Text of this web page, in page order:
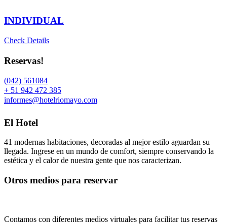
INDIVIDUAL
Check Details
Reservas!
(042) 561084
+ 51 942 472 385
informes@hotelriomayo.com
El Hotel
41 modernas habitaciones, decoradas al mejor estilo aguardan su
llegada. Ingrese en un mundo de comfort, siempre conservando la
estética y el calor de nuestra gente que nos caracterizan.
Otros medios para reservar
Contamos con diferentes medios virtuales para facilitar tus reservas